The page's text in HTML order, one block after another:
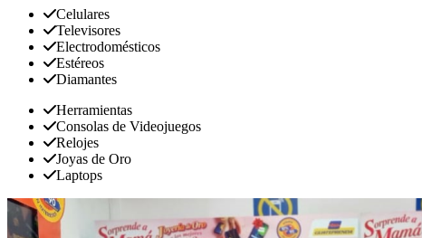
Celulares
Televisores
Electrodomésticos
Estéreos
Diamantes
Herramientas
Consolas de Videojuegos
Relojes
Joyas de Oro
Laptops